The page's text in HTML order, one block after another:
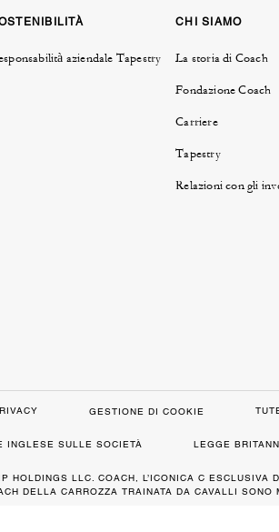
aziendale Tapestry
CHI SIAMO
La storia di Coach
Fondazione Coach
Carriere
Tapestry
Relazioni con gli
GESTIONE DI COOKIE
INGLESE SULLE SOCIETÀ LEGGE
HOLDINGS LLC. COACH, L’ICONICA C ESCLUSIVA
DELLA CARROZZA TRAINATA DA CAVALLI